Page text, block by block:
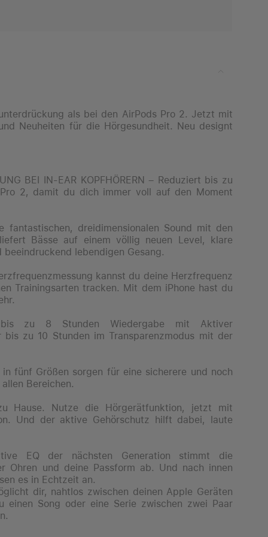
als bei den AirPods Pro 2. Jetzt mit
Neuheiten für die Hörgesundheit. Neu designt
BEI IN-EAR KOPFHÖRERN – Reduziert bis zu
2, damit du dich immer voll auf den Moment
fantastischen, dreidimensionalen Sound mit den
Bässe auf einem völlig neuen Level, klare
lebendigen Gesang.
kannst du deine Herzfrequenz
Trainingsarten tracken. Mit dem iPhone hast du
bis zu 8 Stunden Wiedergabe mit Aktiver
zu 10 Stunden im Transparenzmodus mit der
in fünf Größen sorgen für eine sicherere und noch
Bereichen.
Hause. Nutze die Hörgerätfunktion, jetzt mit
Und der aktive Gehörschutz hilft dabei, laute
EQ der nächsten Generation stimmt die
Ohren und deine Passform ab. Und nach innen
es in Echtzeit an.
dir, nahtlos zwischen deinen Apple Geräten
Song oder eine Serie zwischen zwei Paar